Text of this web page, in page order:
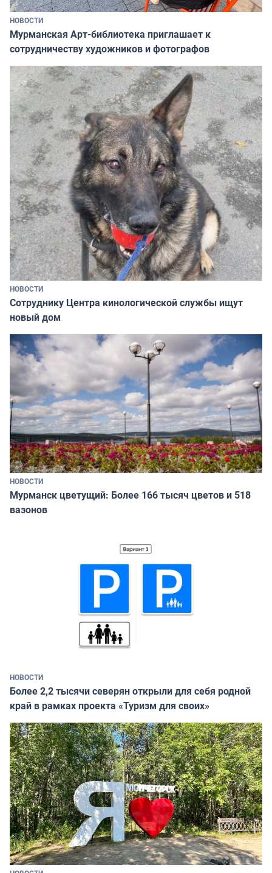
НОВОСТИ
Мурманская Арт-библиотека приглашает к
сотрудничеству художников и фотографов
НОВОСТИ
Сотруднику Центра кинологической службы ищут
новый дом
НОВОСТИ
Мурманск цветущий: Более 166 тысяч цветов и 518
вазонов
НОВОСТИ
Более 2,2 тысячи северян открыли для себя родной
край в рамках проекта «Туризм для своих»